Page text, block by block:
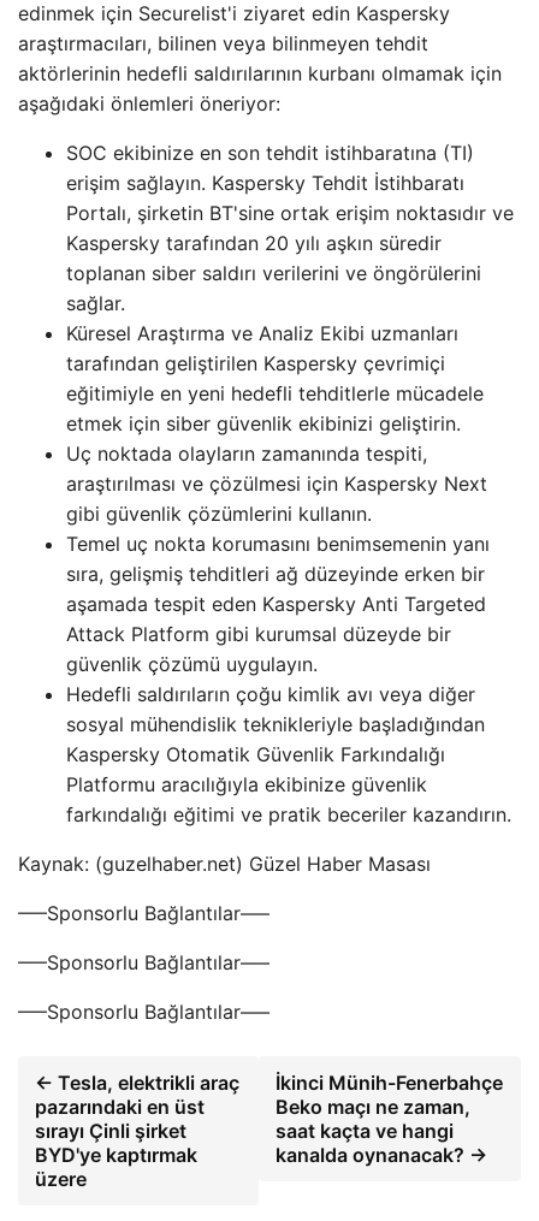
edinmek için Securelist'i ziyaret edin Kaspersky
araştırmacıları, bilinen veya bilinmeyen tehdit
aktörlerinin hedefli saldırılarının kurbanı olmamak için
aşağıdaki önlemleri öneriyor:
SOC ekibinize en son tehdit istihbaratına (TI)
erişim sağlayın. Kaspersky Tehdit İstihbaratı
Portalı, şirketin BT'sine ortak erişim noktasıdır ve
Kaspersky tarafından 20 yılı aşkın süredir
toplanan siber saldırı verilerini ve öngörülerini
sağlar.
Küresel Araştırma ve Analiz Ekibi uzmanları
tarafından geliştirilen Kaspersky çevrimiçi
eğitimiyle en yeni hedefli tehditlerle mücadele
etmek için siber güvenlik ekibinizi geliştirin.
Uç noktada olayların zamanında tespiti,
araştırılması ve çözülmesi için Kaspersky Next
gibi güvenlik çözümlerini kullanın.
Temel uç nokta korumasını benimsemenin yanı
sıra, gelişmiş tehditleri ağ düzeyinde erken bir
aşamada tespit eden Kaspersky Anti Targeted
Attack Platform gibi kurumsal düzeyde bir
güvenlik çözümü uygulayın.
Hedefli saldırıların çoğu kimlik avı veya diğer
sosyal mühendislik teknikleriyle başladığından
Kaspersky Otomatik Güvenlik Farkındalığı
Platformu aracılığıyla ekibinize güvenlik
farkındalığı eğitimi ve pratik beceriler kazandırın.
Kaynak: (guzelhaber.net) Güzel Haber Masası
—–Sponsorlu Bağlantılar—–
—–Sponsorlu Bağlantılar—–
—–Sponsorlu Bağlantılar—–
← Tesla, elektrikli araç
pazarındaki en üst
sırayı Çinli şirket
BYD'ye kaptırmak
üzere
İkinci Münih-Fenerbahçe
Beko maçı ne zaman,
saat kaçta ve hangi
kanalda oynanacak? →